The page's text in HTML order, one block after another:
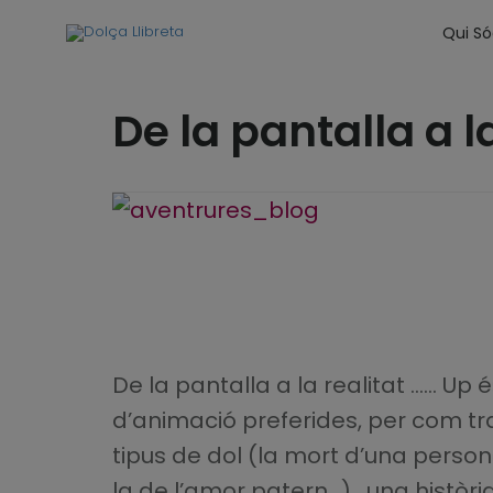
Qui
De la pantalla a
De la pantalla a la realitat …… Up
d’animació preferides, per com
tipus de dol (la mort d’una